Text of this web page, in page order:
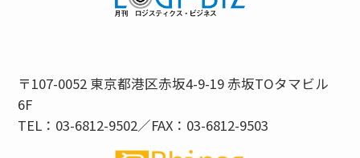
〒107-0052 東京都港区赤坂4-9-19 赤坂TOタマビル
6F
TEL：03-6812-9502／FAX：03-6812-9503